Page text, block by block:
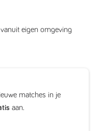
eigen omgeving
matches in je
aan.